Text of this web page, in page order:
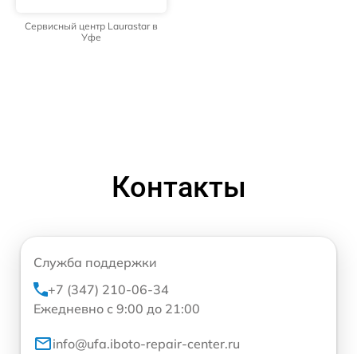
Сервисный центр Laurastar в
Уфе
Контакты
Служба поддержки
+7 (347) 210-06-34
Ежедневно с 9:00 до 21:00
info@ufa.iboto-repair-center.ru